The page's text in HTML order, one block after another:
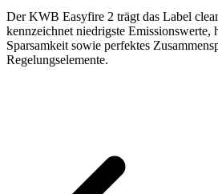
Der KWB Easyfire 2 trägt das Label
kennzeichnet niedrigste Emissionswerte,
Sparsamkeit sowie perfektes
Regelungselemente.